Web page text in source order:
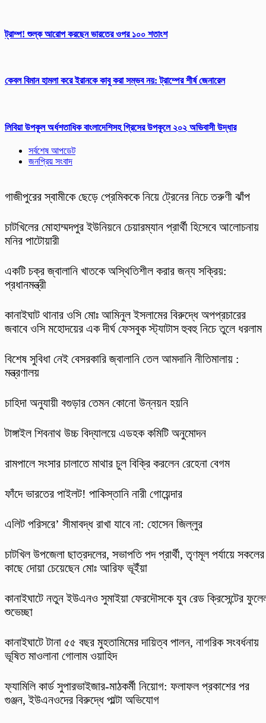
ট্রাম্প! শুল্ক আরোপ করছেন ভারতের ওপর ১০০ শতাংশ
কেবল বিমান হামলা করে ইরানকে কাবু করা সম্ভব নয়: ট্রাম্পের শীর্ষ জেনারেল
লিবিয়া উপকূল অর্ধশতাধিক বাংলাদেশিসহ গ্রিসের উপকূলে ২০২ অভিবাসী উদ্ধার
সর্বশেষ আপডেট
জনপ্রিয় সংবাদ
গাজীপুরের স্বামীকে ছেড়ে প্রেমিককে নিয়ে ট্রেনের নিচে তরুণী ঝাঁপ
চাটখিলের মোহাম্মদপুর ইউনিয়নে চেয়ারম্যান প্রার্থী হিসেবে আলোচনায়
মনির পাটোয়ারী
একটি চক্র জ্বালানি খাতকে অস্থিতিশীল করার জন্য সক্রিয়:
প্রধানমন্ত্রী
কানাইঘাট থানার ওসি মোঃ আমিনুল ইসলামের বিরুদ্ধে অপপ্রচারের
জবাবে ওসি মহোদয়ের এক দীর্ঘ ফেসবুক স্ট্যাটাস হুবহু নিচে তুলে
বিশেষ সুবিধা নেই বেসরকারি জ্বালানি তেল আমদানি নীতিমালায় :
মন্ত্রণালয়
চাহিদা অনুযায়ী বগুড়ার তেমন কোনো উন্নয়ন হয়নি
টাঙ্গাইল শিবনাথ উচ্চ বিদ্যালয়ে এডহক কমিটি অনুমোদন
‎রামপালে সংসার চালাতে মাথার চুল বিক্রি করলেন রেহেনা বেগম
ফাঁদে ভারতের পাইলট! পাকিস্তানি নারী গোয়েন্দার
এলিট পরিসরে’ সীমাবদ্ধ রাখা যাবে না: হোসেন জিল্লুর
চাটখিল উপজেলা ছাত্রদলের, সভাপতি পদ প্রার্থী, তৃণমূল পর্যায়ে সকলের
কাছে দোয়া চেয়েছেন মোঃ আরিফ ভূইঁয়া
কানাইঘাটে নতুন ইউএনও সুমাইয়া ফেরদৌসকে যুব রেড ক্রিসেন্টের
শুভেচ্ছা
কানাইঘাটে টানা ৫৫ বছর মুহতামিমের দায়িত্ব পালন, নাগরিক সংবর্ধনায়
ভূষিত মাওলানা গোলাম ওয়াহিদ
ফ্যামিলি কার্ড সুপারভাইজার-মাঠকর্মী নিয়োগ: ফলাফল প্রকাশের পর
গুঞ্জন, ইউএনওদের বিরুদ্ধে পাল্টা অভিযোগ